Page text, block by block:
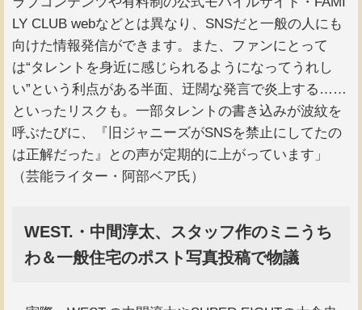
LY CLUB webなどとは異なり、SNSだと一般の人にも
向けた情報発信ができます。また、ファンにとって
は“タレントを身近に感じられるようになってうれし
い”という利点がある半面、迂闊な発言で炎上する……
といったリスクも。一部タレントの書き込みが波紋を
呼ぶたびに、『旧ジャニーズがSNSを禁止にしてたの
は正解だった』との声が定期的に上がっています」
（芸能ライター・阿部ベア氏）
WEST.・中間淳太、スタッフ作のミニうち
わ＆一般住宅のポスト写真投稿で物議